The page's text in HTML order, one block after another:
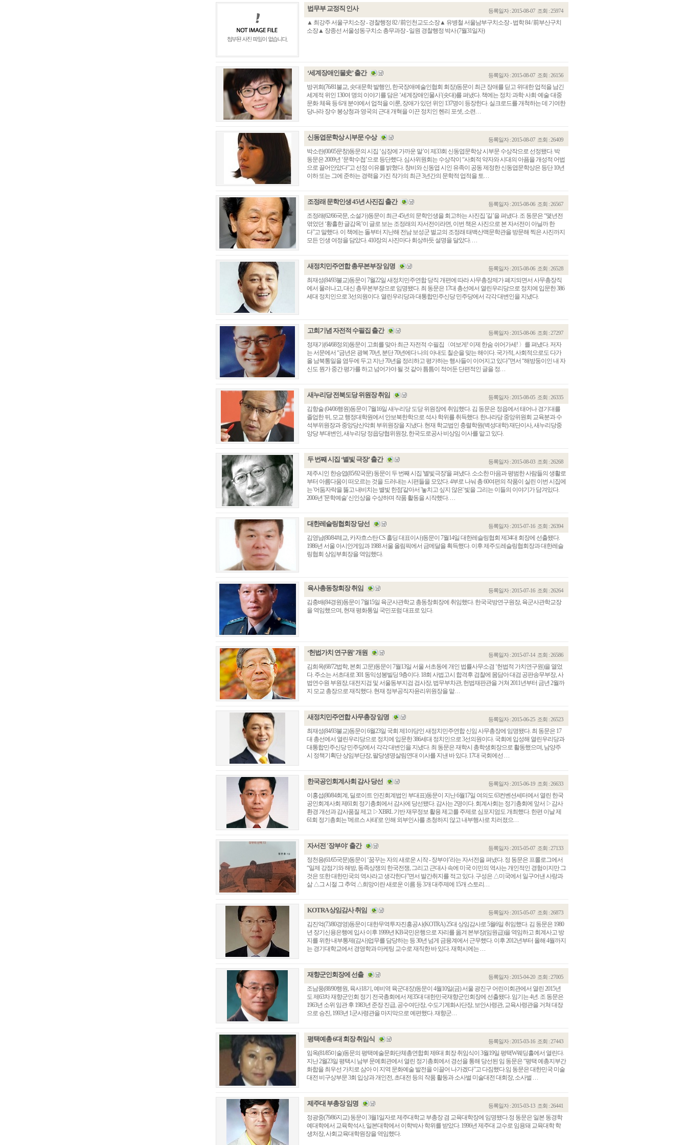
총동창회 소식
모교 소식
언론에 비친 동국
동창회보
포토뉴스
영상갤러리
동문동정
동국의 창
경조사
이달의 시
회관건립기금 기부자
장학발전기금 기부자
공지사항
연락처 수정
동국의료원 혜택
만해마을 할인 혜택
지부지회 링크
법무부 교정직 인사 등록일자 : 2015-08-07 조회 : 25974
▲ 최강주 서울구치소장 - 경찰행정 82 / 前인천교도소장▲ 유병철 서울남부구치소장 - 법학 84 / 前부산구치
소장▲ 장종선 서울성동구치소 총무과장 - 일원 경찰행정 박사 (7월31일자)
‘세계장애인물史’ 출간 등록일자 : 2015-08-07 조회 : 26156
방귀희(76/81불교, 솟대문학 발행인, 한국장애예술인협회 회장)동문이 최근 장애를 딛고 위대한 업적을 남긴
세계적 위인 130여 명의 이야기를 담은 ‘세계장애인물사’(솟대)를 펴냈다. 책에는 정치·과학·사회·예술·대중
문화·체육 등 6개 분야에서 업적을 이룬, 장애가 있던 위인 137명이 등장한다. 실크로드를 개척하는 데 기여한
당나라 장수 봉상청과 영국의 근대 개혁을 이끈 정치인 헨리 포셋, 소련. . .
신동엽문학상 시부문 수상 등록일자 : 2015-08-07 조회 : 26409
박소란(00/05문창)동문의 시집 ‘심장에 가까운 말’이 제33회 신동엽문학상 시부문 수상작으로 선정됐다. 박
동문은 2009년 ‘문학수첩’으로 등단했다. 심사위원회는 수상작이 “사회적 약자와 시대의 아픔을 개성적 어법
으로 끌어안았다”고 선정 이유를 밝혔다. 창비와 신동엽 시인 유족이 공동 제정한 신동엽문학상은 등단 10년
이하 또는 그에 준하는 경력을 가진 작가의 최근 3년간의 문학적 업적을 토. . .
조정래 문학인생 45년 사진집 출간 등록일자 : 2015-08-06 조회 : 26567
조정래(62/66국문, 소설가)동문이 최근 45년의 문학인생을 회고하는 사진집 '길’을 펴냈다. 조 동문은 “몇년전
엮었던 ‘황홀한 글감옥’이 글로 보는 조정래의 자서전이라면, 이번 책은 사진으로 본 자서전이 아닐까 한
다”고 말했다. 이 책에는 돌부터 지난해 전남 보성군 벌교의 조정래 태백산맥문학관을 방문해 찍은 사진까지
모든 인생 여정을 담았다. 410장의 사진마다 회상하듯 설명을 달았다. . . .
새정치민주연합 총무본부장 임명 등록일자 : 2015-08-06 조회 : 26528
최재성(84/93불교)동문이 7월22일 새정치민주연합 당직 개편에 따라 사무총장제가 폐지되면서 사무총장직
에서 물러나고, 대신 총무본부장으로 임명됐다. 최 동문은 17대 총선에서 열린우리당으로 정치에 입문한 386
세대 정치인으로 3선의원이다. 열린우리당과 대통합민주신당 민주당에서 각각 대변인을 지냈다.
고희기념 자전적 수필집 출간 등록일자 : 2015-08-06 조회 : 27297
정재기(64/68정외)동문이 고희를 맞아 최근 자전적 수필집〈여보게! 이제 한숨 쉬어가세! 〉를 펴냈다. 저자
는 서문에서 “금년은 광복 70년, 분단 70년에다 나의 아내도 칠순을 맞는 해이다. 국가적, 사회적으로도 다가
올 남북통일을 염두에 두고 지난 70년을 정리하고 평가하는 행사들이 이어지고 있다”면서 “해방둥이인 내 자
신도 뭔가 중간 평가를 하고 넘어가야 될 것 같아 틈틈이 적어둔 단편적인 글을 정. . .
새누리당 전북도당 위원장 취임 등록일자 : 2015-08-05 조회 : 26335
김항술 (04/06행원)동문이 7월16일 새누리당 도당 위원장에 취임했다. 김 동문은 정읍에서 태어나 경기대를
졸업한 뒤, 모교 행정대학원에서 안보북한학으로 석사 학위를 취득했다. 한나라당 중앙위원회 교육분과 수
석부위원장과 중앙당산악회 부위원장을 지냈다. 현재 학교법인 충렬학원(벽성대학) 재단이사, 새누리당중
앙당 부대변인, 새누리당 정읍당협위원장, 한국도로공사 비상임 이사를 맡고 있다.
두 번째 시집 ‘별빛 극장’ 출간 등록일자 : 2015-08-03 조회 : 26268
제주시인 한승엽(85/92국문) 동문이 두 번째 시집 '별빛극장'을 펴냈다. 소소한 마음과 평범한 사람들의 생활로
부터 아름다움이 떠오르는 것을 드러내는 시편들을 모았다. 4부로 나눠 총 60여편의 작품이 실린 이번 시집에
는 '어둠자락을 뚫고 내비치는 별빛 한점'같아서 '놓치고 싶지 않은' 빛을 그리는 이들의 이야기가 담겨있다.
2006년 '문학예술' 신인상을 수상하며 작품 활동을 시작했다. . . .
대한레슬링협회장 당선 등록일자 : 2015-07-16 조회 : 26394
김영남(80/84체교, 카자흐스탄 CS 홀딩 대표이사)동문이 7월14일 대한레슬링협회 제34대 회장에 선출됐다.
1986년 서울 아시안게임과 1988 서울 올림픽에서 금메달을 획득했다. 이후 제주도레슬링협회장과 대한레슬
링협회 상임부회장을 역임했다.
육사총동창회장 취임 등록일자 : 2015-07-16 조회 : 26264
김충배(84경원)동문이 7월15일 육군사관학교 총동창회장에 취임했다. 한국국방연구원장, 육군사관학교장
을 역임했으며, 현재 평화통일 국민포럼 대표로 있다.
‘헌법가치 연구원’ 개원 등록일자 : 2015-07-14 조회 : 26586
김희옥(68/72법학, 본회 고문)동문이 7월13일 서울 서초동에 개인 법률사무소겸 ‘헌법적 가치연구원)을 열었
다. 주소는 서초대로 301 동익성봉빌딩 9층이다. 18회 사법고시 합격후 검찰에 몸담아 대검 공판송무부장, 사
법연수원 부원장, 대전지검 및 서울동부지검 검사장, 법무부차관, 헌법재판관을 거쳐 2011년부터 금년 2월까
지 모교 총장으로 재직했다. 현재 정부공직자윤리위원장을 맡. . .
새정치민주연합 사무총장 임명 등록일자 : 2015-06-25 조회 : 26523
최재성(84/93불교)동문이 6월23일 국회 제1야당인 새정치민주연합 신임 사무총장에 임명됐다. 최 동문은 17
대 총선에서 열린우리당으로 정치에 입문한 386세대 정치인으로 3선의원이다. 국회에 입성해 열린우리당과
대통합민주신당 민주당에서 각각 대변인을 지냈다. 최 동문은 재학시 총학생회장으로 활동했으며, 남양주
시 정책기획단 상임부단장, 팔당생명살림연대 이사를 지낸 바 있다. 17대 국회에선 . . .
한국공인회계사회 감사 당선 등록일자 : 2015-06-19 조회 : 26633
이홍섭(80/84회계, 딜로이트 안진회계법인 부대표)동문이 지난 6월17일 여의도 63컨벤션세터에서 열린 한국
공인회계사회 제61회 정기총회에서 감사에 당선됐다. 감사는 2명이다. 회계사회는 정기총회에 앞서 ▷감사
환경 개선과 감사품질 제고 ▷XBRL 기반 재무정보 활용 제고를 주제로 심포지엄도 개최했다. 한편 이날 제
61회 정기총회는 '메르스 사태'로 인해 외부인사를 초청하지 않고 내부행사로 치러졌으. . .
자서전 '장부야' 출간 등록일자 : 2015-05-07 조회 : 27133
정천용(61/65국문)동문이 ‘꿈꾸는 자의 새로운 시작 - 장부야’라는 자서전을 펴냈다. 정 동문은 프롤로그에서
“일제 강점기와 해방, 동족상쟁의 한국전쟁, 그리고 근대사 속에 미국 이민의 역사는 개인적인 경험이지만 그
것은 또한 대한민국의 역사라고 생각한다”면서 발간취지를 적고 있다. 구성은 △미국에서 일구어낸 사랑과
삶 △그 시절 그 추억 △희망이란 새로운 이름 등 3개 대주제에 15개 스토리. . .
KOTRA 상임감사 취임 등록일자 : 2015-05-07 조회 : 26873
김진억(73/80경영)동문이 대한무역투자진흥공사(KOTRA) 25대 상임감사로 5월6일 취임했다. 김 동문은 1980
년 장기신용은행에 입사 이후 1999년 KB국민은행으로 자리를 옮겨 본부장(임원급)을 역임하고 회계사고 방
지를 위한 내부통제(감사)업무를 담당하는 등 30년 넘게 금융계에서 근무했다. 이후 2012년부터 올해 4월까지
는 경기대학교에서 경영학과 마케팅 교수로 재직한 바 있다. 재학시에는 . . .
재향군인회장에 선출 등록일자 : 2015-04-20 조회 : 27005
조남풍(88/90행원, 육사18기, 예비역 육군대장)동문이 4월10일(금) 서울 광진구 어린이회관에서 열린 2015년
도 제63차 재향군인회 정기 전국총회에서 제35대 대한민국재향군인회장에 선출됐다. 임기는 4년. 조 동문은
1963년 소위 임관 후 1983년 준장 진급, 공수여단장, 수도기계화사단장, 보안사령관, 교육사령관을 거쳐 대장
으로 승진, 1993년 1군사령관을 마지막으로 예편했다. 재향군. . .
평택예총 6대 회장 취임식 등록일자 : 2015-03-16 조회 : 27443
임옥(81/85미술)동문의 평택예술문화단체총연합회 제6대 회장 취임식이 3월19일 평택W웨딩홀에서 열린다.
지난 2월23일 평택시 남부 문예회관에서 열린 정기총회에서 경선을 통해 당선된 임 동문은 “평택 예총지부간
화합을 최우선 가치로 삼아 이 지역 문화예술 발전을 이끌어 나가겠다”고 다짐했다.임 동문은 대한민국 미술
대전 비구상부문 3회 입상과 개인전, 초대전 등의 작품 활동과 소사벌 미술대전 대회장, 소사벌 . . .
제주대 부총장 임명 등록일자 : 2015-03-13 조회 : 26441
정광중(79/86지교) 동문이 3월1일자로 제주대학교 부총장 겸 교육대학장에 임명됐다.정 동문은 일본 동경학
예대학에서 교육학석사, 일본대학에서 이학박사 학위를 받았다. 1996년 제주대 교수로 임용돼 교육대학 학
생처장, 사회교육대학원장을 역임했다.